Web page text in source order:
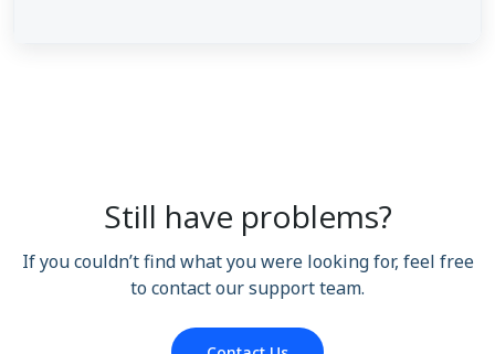
Still have problems?
If you couldn’t find what you were looking for, feel free
to contact our support team.